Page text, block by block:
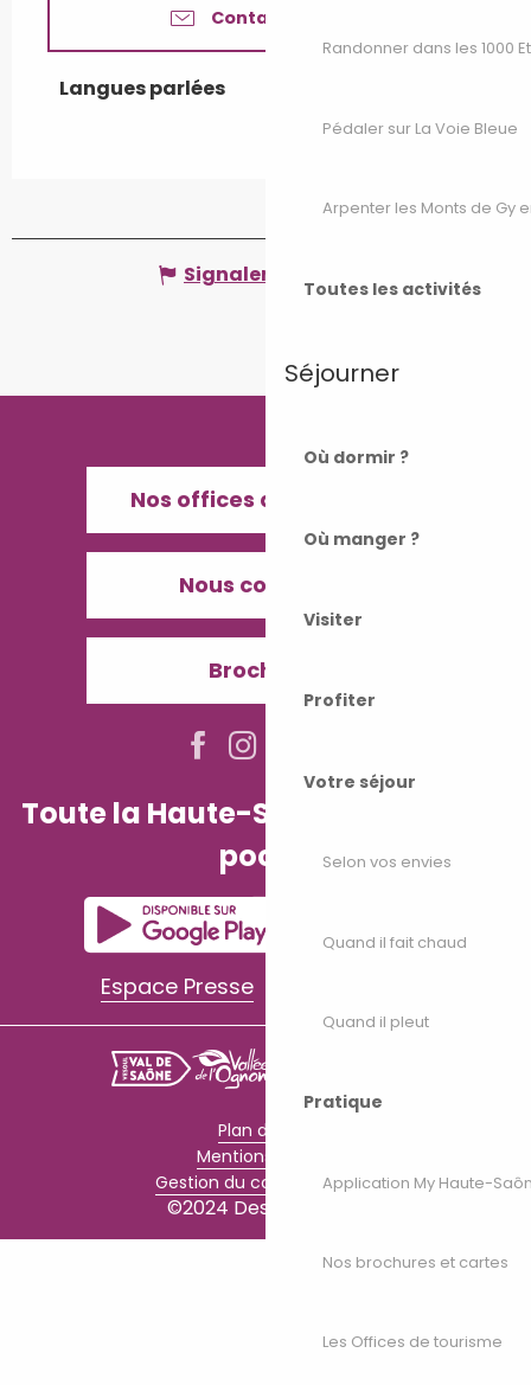
Randonner dans les 1000
Pédaler sur La Voie Bleue
Arpenter les Monts de Gy
Toutes les activités
Séjourner
Où dormir ?
Où manger ?
Visiter
Profiter
Votre séjour
Selon vos envies
Quand il fait chaud
Quand il pleut
Pratique
Application My Haute-
Nos brochures et cartes
Les Offices de tourisme
Contactez-nous
Langues parlées
Langues parlées
Signaler une erreur
Nos offices de Tourisme
Nous contacter
Brochures
Toute la Haute-Saône dans votre
poche
Espace Presse
Plan du site
Mentions légales
Gestion du consentement
©2024 Destination70